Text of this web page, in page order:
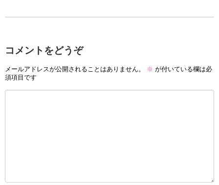
コメントをどうぞ
メールアドレスが公開されることはありません。 ※ が付いている欄は必
須項目です